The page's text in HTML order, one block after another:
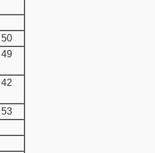
50
49
42
53